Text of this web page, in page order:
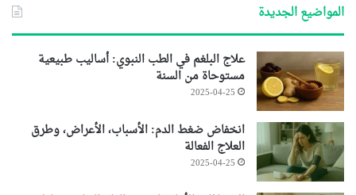
المواضيع الجديدة
علاج البلغم في الطب النبوي: أساليب طبيعية
مستوحاة من السنة
2025-04-25
انخفاض ضغط الدم: الأسباب، الأعراض، وطرق
العلاج الفعالة
2025-04-25